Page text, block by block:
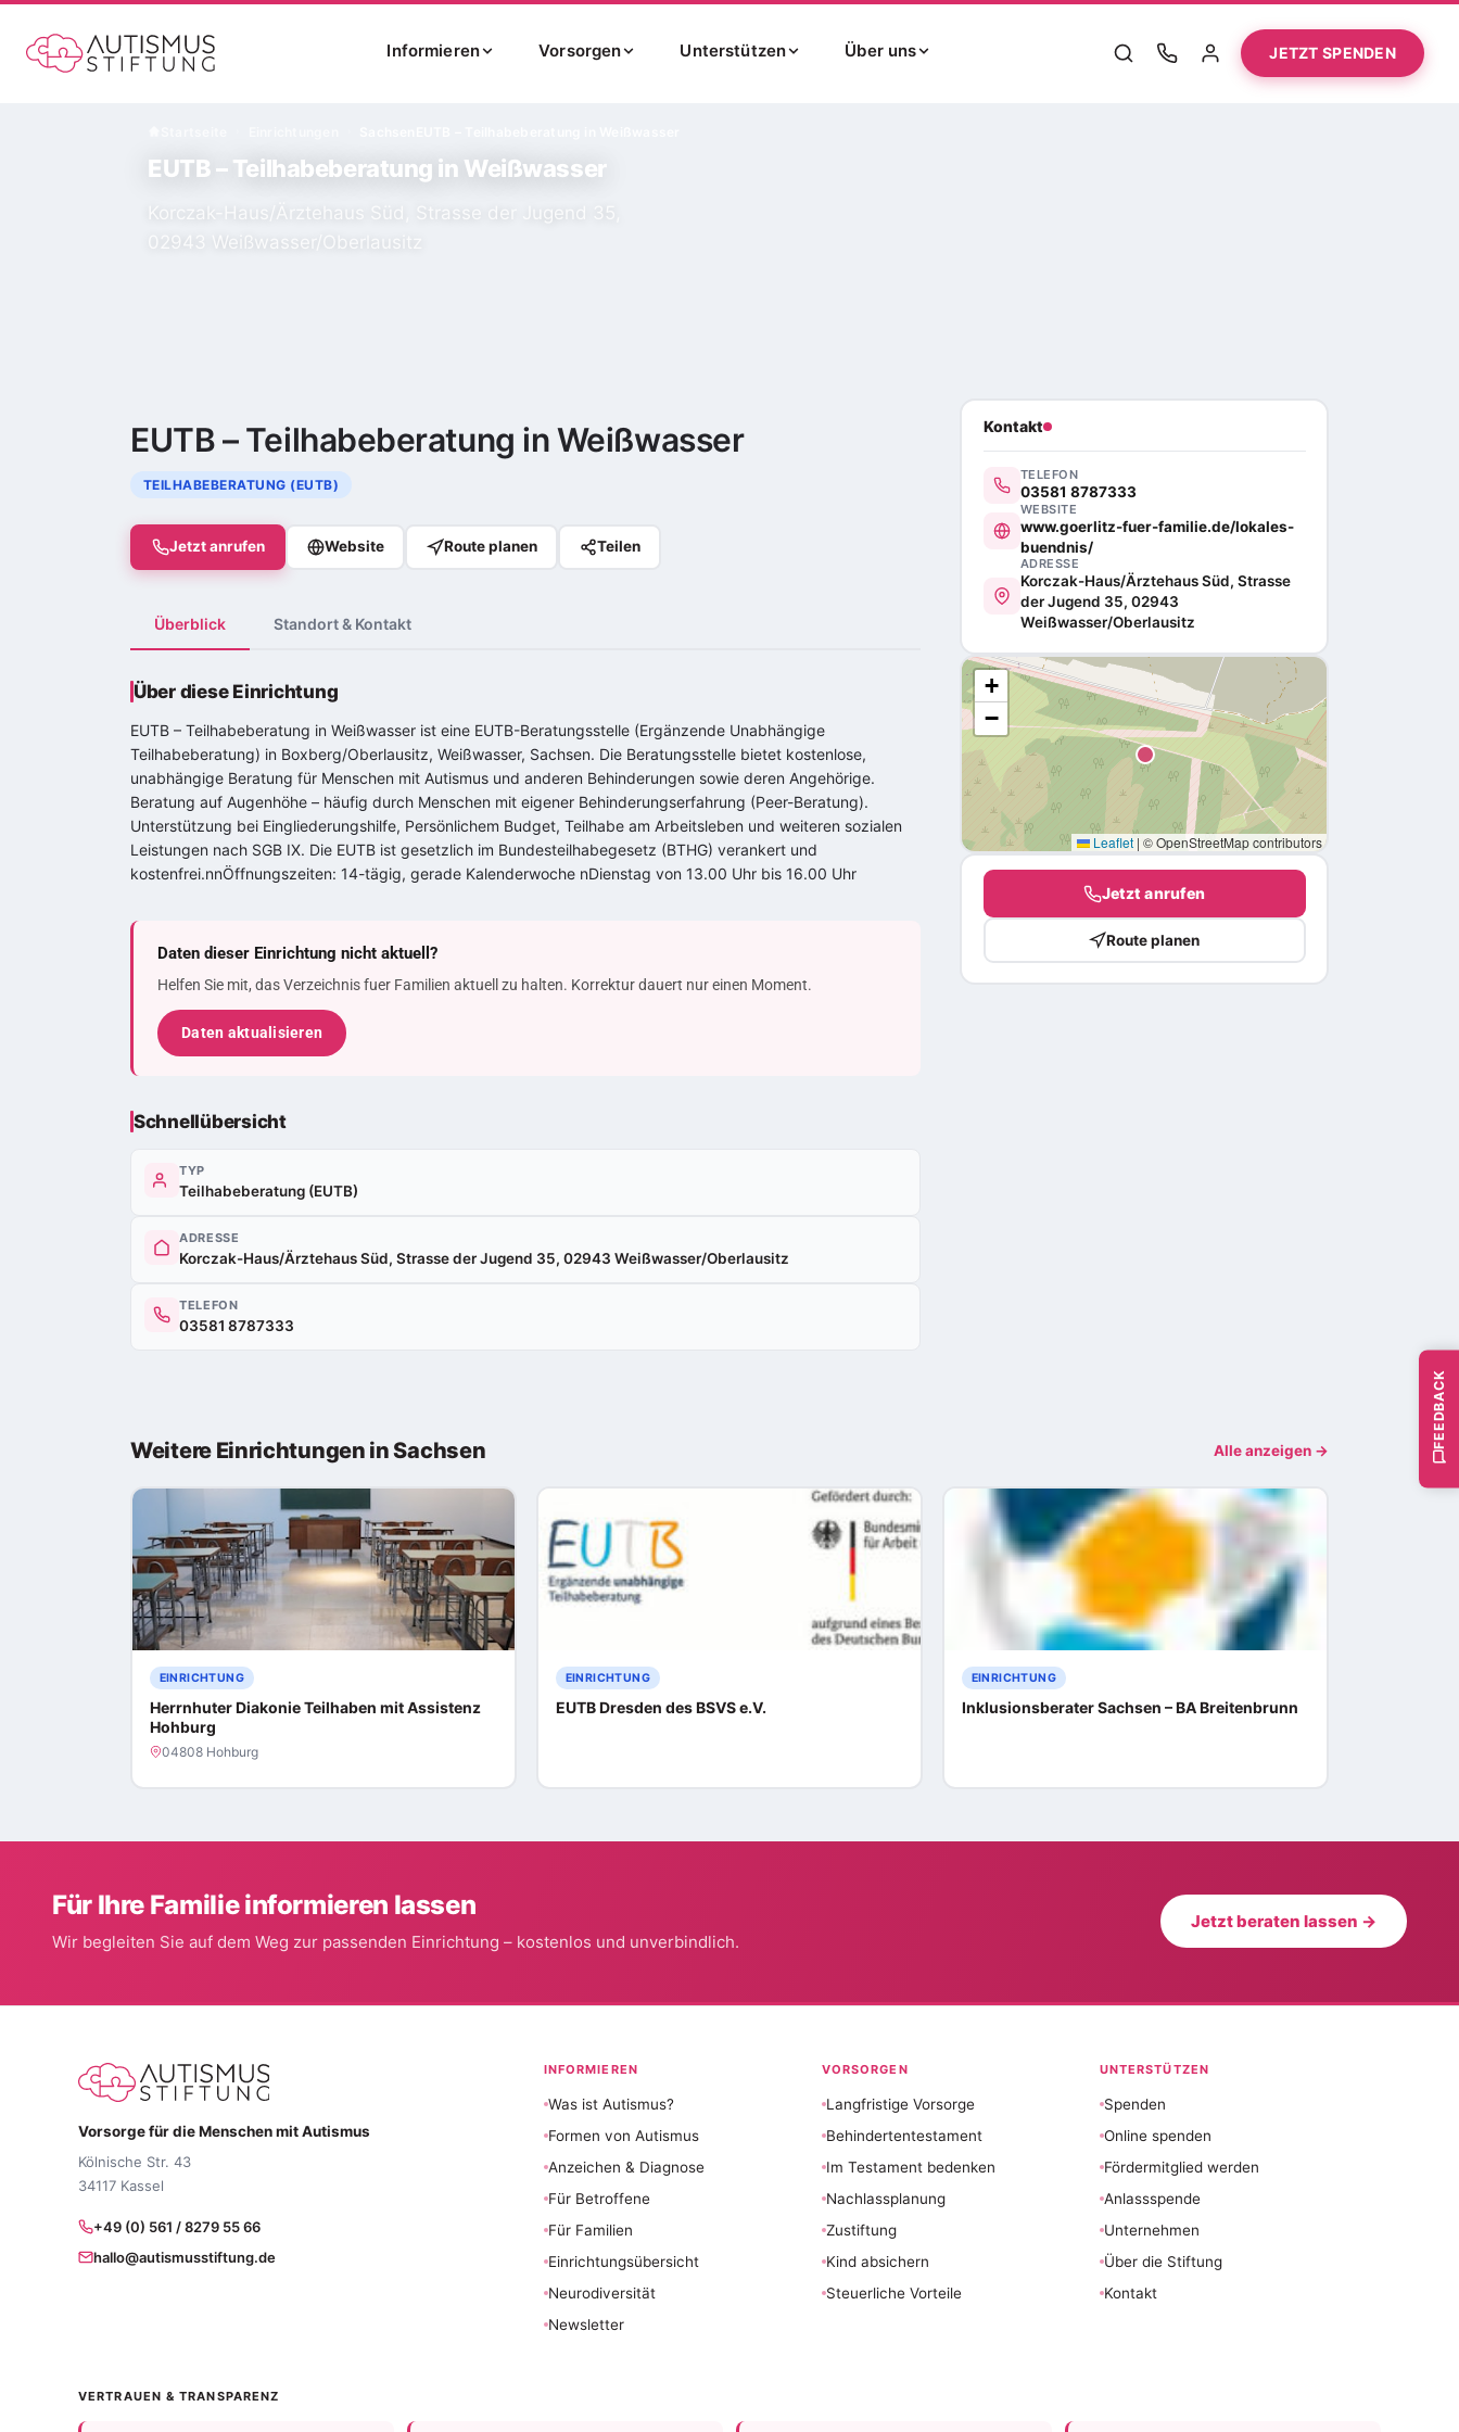
Informieren Vorsorgen Unterstützen Über uns JETZT SPENDEN
EUTB – Teilhabeberatung in Weißwasser
Korczak-Haus/Ärztehaus Süd, Strasse der Jugend 35,
02943 Weißwasser/Oberlausitz
EUTB – Teilhabeberatung in Weißwasser
TEILHABEBERATUNG (EUTB)
Jetzt anrufen Website Route planen Teilen
Überblick Standort & Kontakt
Über diese Einrichtung
EUTB – Teilhabeberatung in Weißwasser ist eine EUTB-Beratungsstelle (Ergänzende Unabhängige
Teilhabeberatung) in Boxberg/Oberlausitz, Weißwasser, Sachsen. Die Beratungsstelle bietet kostenlose,
unabhängige Beratung für Menschen mit Autismus und anderen Behinderungen sowie deren Angehörige.
Beratung auf Augenhöhe – häufig durch Menschen mit eigener Behinderungserfahrung (Peer-Beratung).
Unterstützung bei Eingliederungshilfe, Persönlichem Budget, Teilhabe am Arbeitsleben und weiteren sozialen
Leistungen nach SGB IX. Die EUTB ist gesetzlich im Bundesteilhabegesetz (BTHG) verankert und
kostenfrei.nnÖffnungszeiten: 14-tägig, gerade Kalenderwoche nDienstag von 13.00 Uhr bis 16.00 Uhr
Daten dieser Einrichtung nicht aktuell?
Helfen Sie mit, das Verzeichnis fuer Familien aktuell zu halten. Korrektur dauert nur einen Moment.
Daten aktualisieren
Schnellübersicht
TYP
Teilhabeberatung (EUTB)
ADRESSE
Korczak-Haus/Ärztehaus Süd, Strasse der Jugend 35, 02943 Weißwasser/Oberlausitz
TELEFON
03581 8787333
Kontakt
TELEFON
03581 8787333
WEBSITE
www.goerlitz-fuer-familie.de/lokales-
buendnis/
ADRESSE
Korczak-Haus/Ärztehaus Süd, Strasse
der Jugend 35, 02943
Weißwasser/Oberlausitz
+
−
Leaflet | © OpenStreetMap contributors
Jetzt anrufen
Route planen
Weitere Einrichtungen in Sachsen Alle anzeigen →
EINRICHTUNG
Herrnhuter Diakonie Teilhaben mit Assistenz
Hohburg
04808 Hohburg
EINRICHTUNG
EUTB Dresden des BSVS e.V.
EINRICHTUNG
Inklusionsberater Sachsen – BA Breitenbrunn
Für Ihre Familie informieren lassen
Wir begleiten Sie auf dem Weg zur passenden Einrichtung – kostenlos und unverbindlich.
Jetzt beraten lassen →
Vorsorge für die Menschen mit Autismus
Kölnische Str. 43
34117 Kassel
+49 (0) 561 / 8279 55 66
hallo@autismusstiftung.de
INFORMIEREN
Was ist Autismus?
Formen von Autismus
Anzeichen & Diagnose
Für Betroffene
Für Familien
Einrichtungsübersicht
Neurodiversität
Newsletter
VORSORGEN
Langfristige Vorsorge
Behindertentestament
Im Testament bedenken
Nachlassplanung
Zustiftung
Kind absichern
Steuerliche Vorteile
UNTERSTÜTZEN
Spenden
Online spenden
Fördermitglied werden
Anlassspende
Unternehmen
Über die Stiftung
Kontakt
VERTRAUEN & TRANSPARENZ
FEEDBACK